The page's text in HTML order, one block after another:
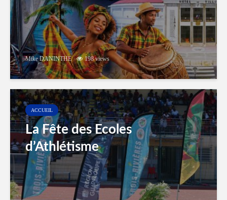
Mike DANINTHE 198 views
ACCUEIL
La Fête des Ecoles
d’Athlétisme